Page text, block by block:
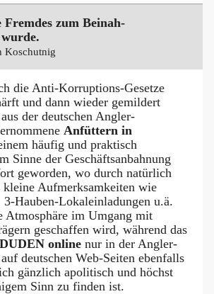
zum Beinah-
Koschutnig
die Anti-Korruptions-Gesetze
und dann wieder gemildert
der deutschen Angler-
Anfüttern in
häufig und praktisch
Sinne der Geschäftsanbahnung
geworden, wo durch natürlich
Aufmerksamkeiten wie
3-Hauben-Lokaleinladungen u.ä.
Atmosphäre im Umgang mit
geschaffen wird, während das
online nur in der Angler-
deutschen Web-Seiten ebenfalls
gänzlich apolitisch und höchst
Sinn zu finden ist.